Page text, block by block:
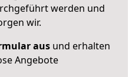
werden und
wir.
ausund erhalten
Angebote